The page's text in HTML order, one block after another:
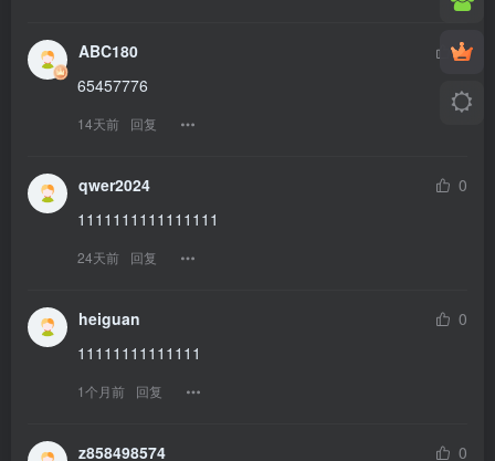
ABC180
0
65457776
14天前 回复
qwer2024
0
1111111111111111
24天前 回复
heiguan
0
11111111111111
1个月前 回复
z858498574
0